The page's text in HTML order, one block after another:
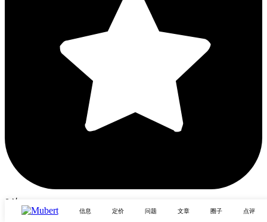
0 次
信息 定价 问题 文章 圈子 点评